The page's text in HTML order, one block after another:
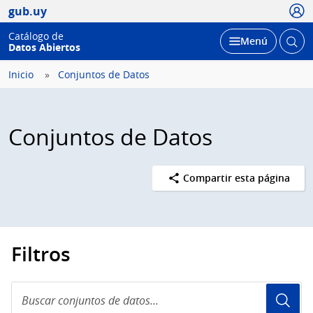
gub.uy
Catálogo de
Datos Abiertos
Desplegar
Menú Abrir
Inicio Conjuntos de Datos
Conjuntos de Datos
Compartir esta página
Filtros
conjuntos